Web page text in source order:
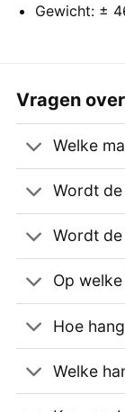
Gewicht: ±
Vragen
Welke
Wordt
Wordt
Op
Hoe
Welke